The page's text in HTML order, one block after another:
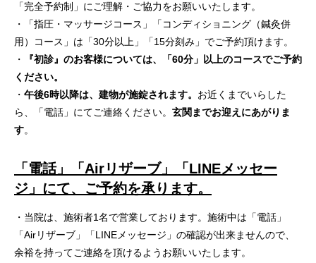
「完全予約制」にご理解・ご協力をお願いいたします。
・「指圧・マッサージコース」「コンディショニング（鍼灸併
用）コース」は「30分以上」「15分刻み」でご予約頂けます。
・
『初診』のお客様については、「60分」以上のコースでご予約
ください。
・ 午後6時以降は、建物が施錠されます。 お近くまでいらした
ら、「電話」にてご連絡ください。 玄関までお迎えにあがりま
す。
「電話」「Airリザーブ」「LINEメッセー
ジ」にて、ご予約を承ります。
・当院は、施術者1名で営業しております。施術中は「電話」
「Airリザーブ」「LINEメッセージ」の確認が出来ませんので、
余裕を持ってご連絡を頂けるようお願いいたします。